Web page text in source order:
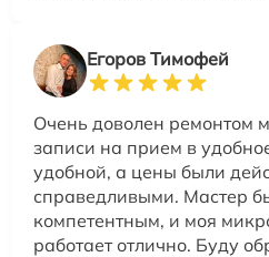
Егоров Тимофей
Очень доволен ремонтом
записи на прием в
удобной, а цены были
справедливыми. Мастер
компетентным, и моя
работает отлично. Буду